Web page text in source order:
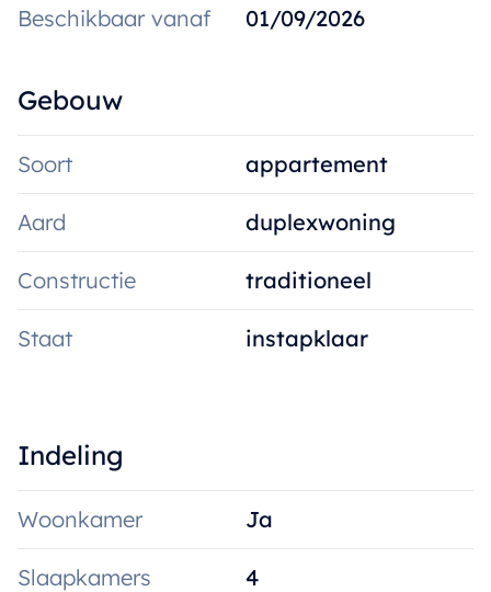
Beschikbaar vanaf 01/09/2026
Gebouw
Soort appartement
Aard duplexwoning
Constructie traditioneel
Staat instapklaar
Indeling
Woonkamer Ja
Slaapkamers 4